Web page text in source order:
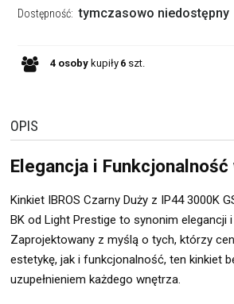
Dostępność: tymczasowo niedostępny
4 osobykupiły 6 szt.
OPIS
Elegancja i
Kinkiet IBROS Czarny Duży z IP44 3000K
BK od Light Prestige to synonim elegancji
Zaprojektowany z myślą o tych, którzy
estetykę, jak i funkcjonalność, ten kinkiet
uzupełnieniem każdego wnętrza.